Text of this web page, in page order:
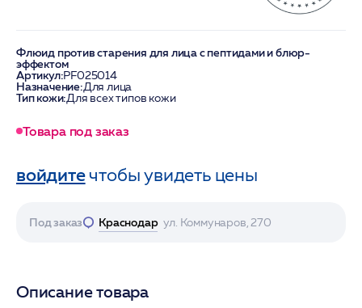
Флюид против старения для лица с пептидами и блюр-
эффектом
Артикул:PF025014
Назначение:Для лица
Тип кожи:Для всех типов кожи
Товара под заказ
войдитечтобы увидеть цены
Под заказ Краснодар ул. Коммунаров, 270
Описание товара